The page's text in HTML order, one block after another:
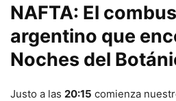
NAFTA: El
argentino que
Noches del
Justo a las 20:15 comienza